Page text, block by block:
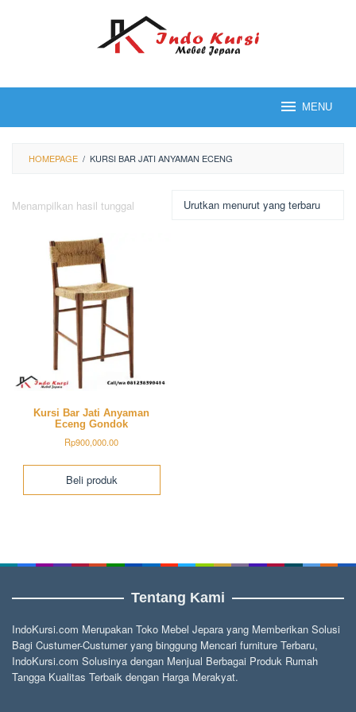
MENU
HOMEPAGE / KURSI BAR JATI ANYAMAN ECENG
Menampilkan hasil tunggal
Kursi Bar Jati Anyaman
Eceng Gondok
Rp900,000.00
Beli produk
Tentang Kami
IndoKursi.com Merupakan Toko Mebel Jepara yang Memberikan Solusi
Bagi Custumer-Custumer yang binggung Mencari furniture Terbaru,
IndoKursi.com Solusinya dengan Menjual Berbagai Produk Rumah
Tangga Kualitas Terbaik dengan Harga Merakyat.